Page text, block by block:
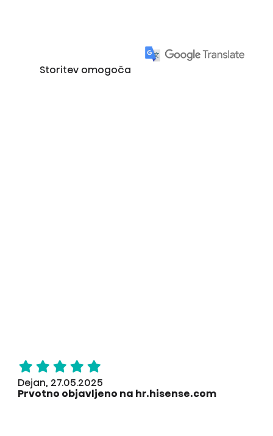
Storitev omogoča
Dejan, 27.05.2025
Prvotno objavljeno na hr.hisense.com